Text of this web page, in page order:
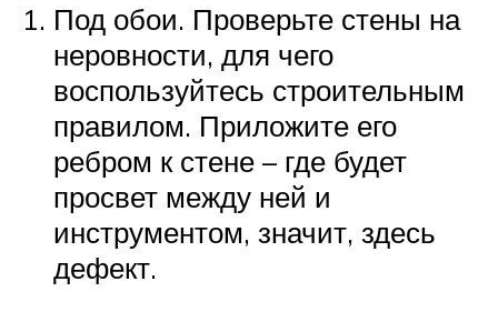
Под обои. Проверьте стены на
неровности, для чего
воспользуйтесь строительным
правилом. Приложите его
ребром к стене – где будет
просвет между ней и
инструментом, значит, здесь
дефект.